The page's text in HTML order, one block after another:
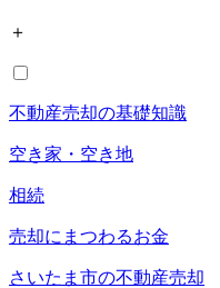
＋
不動産売却の基礎知識
空き家・空き地
相続
売却にまつわるお金
さいたま市の不動産売却